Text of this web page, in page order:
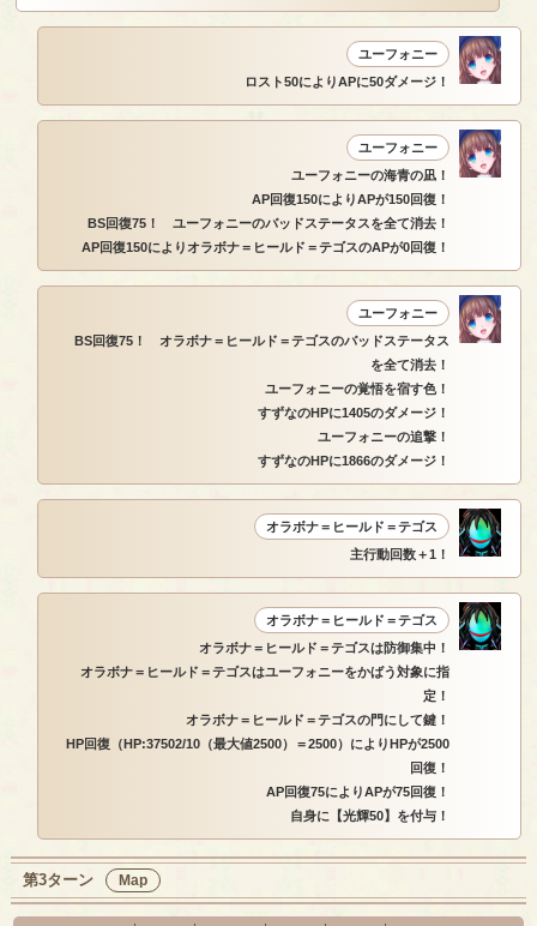
ユーフォニー
ロスト50によりAPに50ダメージ！
ユーフォニー
ユーフォニーの海青の凪！
AP回復150によりAPが150回復！
BS回復75！ ユーフォニーのバッドステータスを全て消去！
AP回復150によりオラボナ＝ヒールド＝テゴスのAPが0回復！
ユーフォニー
BS回復75！ オラボナ＝ヒールド＝テゴスのバッドステータス
を全て消去！
ユーフォニーの覚悟を宿す色！
すずなのHPに1405のダメージ！
ユーフォニーの追撃！
すずなのHPに1866のダメージ！
オラボナ＝ヒールド＝テゴス
主行動回数＋1！
オラボナ＝ヒールド＝テゴス
オラボナ＝ヒールド＝テゴスは防御集中！
オラボナ＝ヒールド＝テゴスはユーフォニーをかばう対象に指
定！
オラボナ＝ヒールド＝テゴスの門にして鍵！
HP回復（HP:37502/10（最大値2500）＝2500）によりHPが2500
回復！
AP回復75によりAPが75回復！
自身に【光輝50】を付与！
第3ターン Map